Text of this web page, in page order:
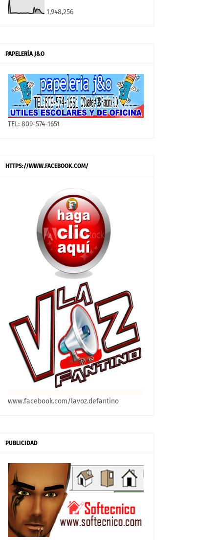
1,948,256
PAPELERÍA J&O
TEL: 809-574-1651
HTTPS://WWW.FACEBOOK.COM/
www.facebook.com/lavoz.defantino
PUBLICIDAD